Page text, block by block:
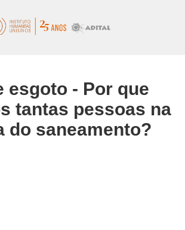
esgoto - Por que
tantas pessoas na
do saneamento?